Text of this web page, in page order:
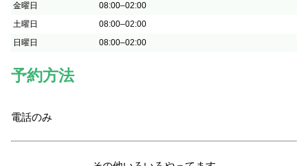
金曜日
08:00–02:00
土曜日
08:00–02:00
日曜日
08:00–02:00
予約方法
電話のみ